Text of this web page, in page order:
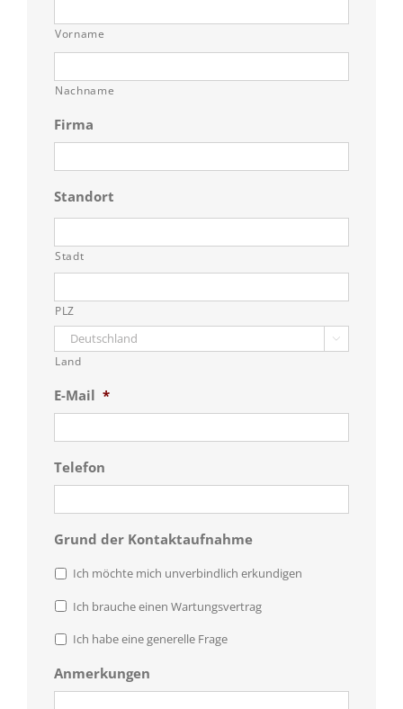
Vorname
Nachname
Firma
Standort
Stadt
PLZ

Land
E-Mail *
Telefon
Grund der Kontaktaufnahme
Ich möchte mich unverbindlich erkundigen
Ich brauche einen Wartungsvertrag
Ich habe eine generelle Frage
Anmerkungen